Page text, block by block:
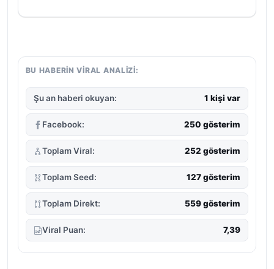
BU HABERIN VIRAL ANALIZI:
Şu an haberi okuyan: 1 kişi var
Facebook: 250 gösterim
Toplam Viral: 252 gösterim
Toplam Seed: 127 gösterim
Toplam Direkt: 559 gösterim
Viral Puan: 7,39